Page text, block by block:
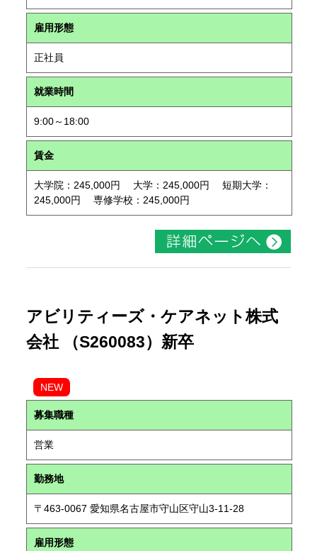
雇用形態
正社員
就業時間
9:00～18:00
賃金
大学院：245,000円 大学：245,000円 短期大学：
245,000円 専修学校：245,000円
アビリティーズ・ケアネット株式
会社 （S260083）新卒
NEW
募集職種
営業
勤務地
〒463-0067 愛知県名古屋市守山区守山3-11-28
雇用形態